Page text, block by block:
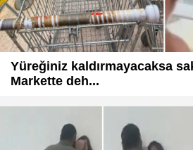
Yüreğiniz kaldırmayacaksa
Markette deh...